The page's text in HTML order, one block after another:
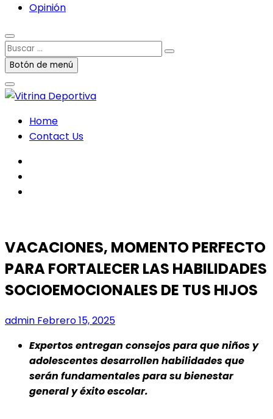
Opinión
Buscar
…Botón de menú
Home
Contact Us
VACACIONES, MOMENTO PERFECTO
PARA FORTALECER LAS HABILIDADES
SOCIOEMOCIONALES DE TUS HIJOS
admin Febrero 15, 2025
Expertos entregan consejos para que niños y
adolescentes desarrollen habilidades que
serán fundamentales para su bienestar
general y éxito escolar.